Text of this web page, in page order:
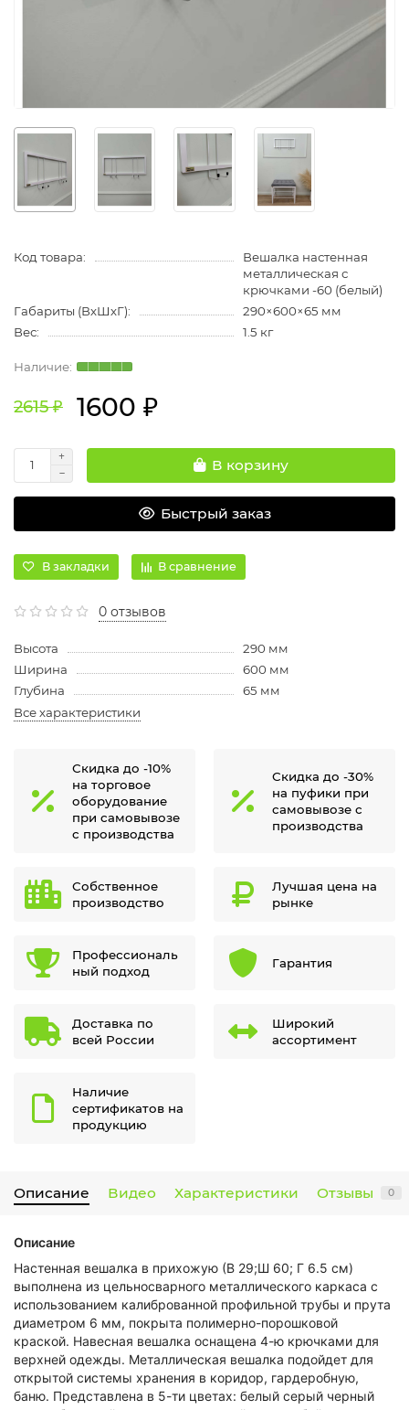
Код товара:
Вешалка настенная
металлическая с
крючками -60 (белый)
Габариты (ВхШхГ):
290×600×65 мм
Вес:
1.5 кг
2615 ₽ 1600 ₽
В корзину
Быстрый заказ
В закладки В сравнение
0 отзывов
Высота
290 мм
Ширина
600 мм
Глубина
65 мм
Все характеристики
Скидка до -10%
на торговое
оборудование
при самовывозе
с производства
Скидка до -30%
на пуфики при
самовывозе с
производства
Собственное
производство
Лучшая цена на
рынке
Профессиональ
ный подход
Гарантия
Доставка по
всей России
Широкий
ассортимент
Наличие
сертификатов на
продукцию
Описание Видео Характеристики Отзывы 0
Описание
Настенная вешалка в прихожую (В 29;Ш 60; Г 6.5 см)
выполнена из цельносварного металлического каркаса с
использованием калиброванной профильной трубы и прута
диаметром 6 мм, покрыта полимерно-порошковой
краской. Навесная вешалка оснащена 4-ю крючками для
верхней одежды. Металлическая вешалка подойдет для
открытой системы хранения в коридор, гардеробную,
баню. Представлена в 5-ти цветах: белый серый черный